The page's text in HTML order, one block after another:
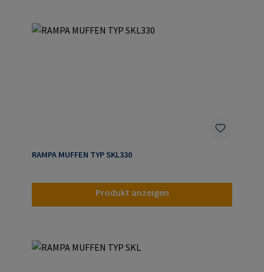
RAMPA MUFFEN TYP SKL330
Produkt anzeigen